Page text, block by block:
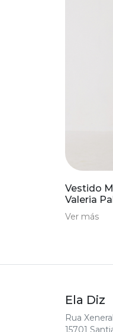
Vestido
Valeria
Ver más
Ela Diz
Rua
15701